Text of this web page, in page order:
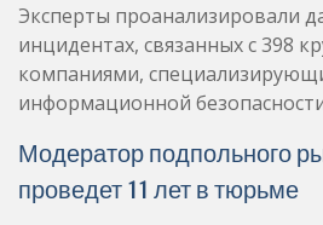
Эксперты проанализировали
инцидентах, связанных с 398
компаниями,
информационной
Модератор подпольного
проведет 11 лет в тюрьме